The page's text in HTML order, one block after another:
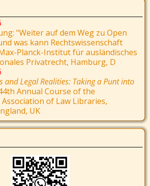
"Weiter auf dem Weg zu Open
was kann Rechtswissenschaft
Planck-Institut für ausländisches
Privatrecht, Hamburg, D
and Legal Realities: Taking a Punt into
Annual Course of the
of Law Libraries,
UK